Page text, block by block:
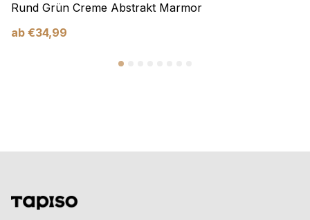
Rund Grün Creme Abstrakt Marmor
ab €34,99